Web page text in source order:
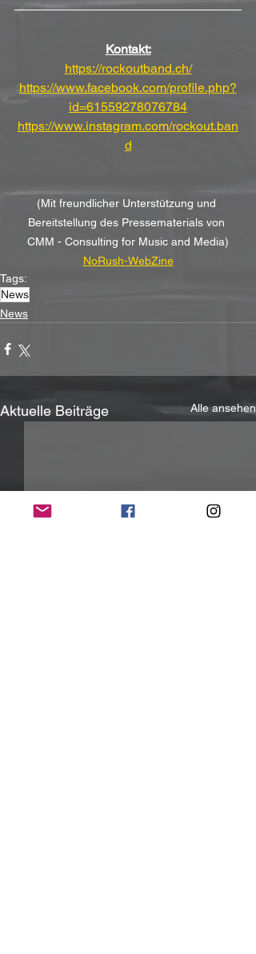
Kontakt:
https://rockoutband.ch/
https://www.facebook.com/profile.php?
id=61559278076784
https://www.instagram.com/rockout.ban
d
(Mit freundlicher Unterstützung und
Bereitstellung des Pressematerials von
CMM - Consulting for Music and Media)
NoRush-WebZine
Tags:
News
News
Aktuelle Beiträge Alle ansehen